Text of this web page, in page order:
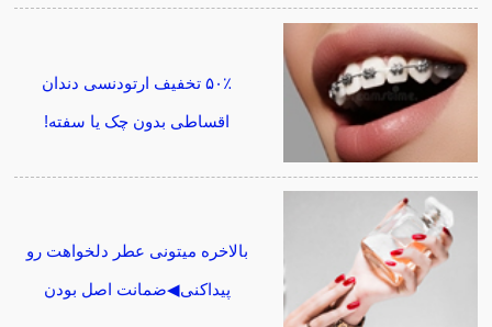
۵۰٪ تخفیف ارتودنسی دندان
اقساطی بدون چک یا سفته!
بالاخره میتونی عطر دلخواهت رو
پیداکنی◀ضمانت اصل بودن